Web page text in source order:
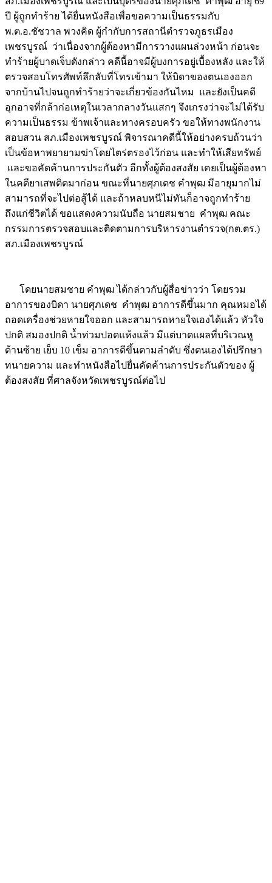
ปี ผู้ถูกทำร้าย ได้ยื่นหนังสือเพื่อขอความเป็นธรรมกับ
พ.ต.อ.ชัชวาล พวงคิด ผู้กำกับการสถานีตำรวจภูธรเมือง
เพชรบูรณ์ ว่าเนื่องจากผู้ต้องหามีการวางแผนล่วงหน้า ก่อนจะ
ทำร้ายผู้บาดเจ็บดังกล่าว คดีนี้อาจมีผู้บงการอยู่เบื้องหลัง และให้
ตรวจสอบโทรศัพท์ลึกลับที่โทรเข้ามา ให้บิดาของตนเองออก
จากบ้านไปจนถูกทำร้ายว่าจะเกี่ยวข้องกันไหม และยังเป็นคดี
อุกอาจที่กล้าก่อเหตุในเวลากลางวันแสกๆ จึงเกรงว่าจะไม่ได้รับ
ความเป็นธรรม ข้าพเจ้าและทางครอบครัว ขอให้ทางพนักงาน
สอบสวน สภ.เมืองเพชรบูรณ์ พิจารณาคดีนี้ให้อย่างครบถ้วนว่า
เป็นข้อหาพยายามฆ่าโดยไตร่ตรองไว้ก่อน และทำให้เสียทรัพย์
และขอคัดค้านการประกันตัว อีกทั้งผู้ต้องสงสัย เคยเป็นผู้ต้องหา
ในคดียาเสพติดมาก่อน ขณะที่นายศุภเดช คำพุฒ มีอายุมากไม่
สามารถที่จะไปต่อสู้ได้ และถ้าหลบหนีไม่ทันก็อาจถูกทำร้าย
ถึงแก่ชีวิตได้ ขอแสดงความนับถือ นายสมชาย คำพุฒ คณะ
กรรมการตรวจสอบและติดตามการบริหารงานตำรวจ(กต.ตร.)
สภ.เมืองเพชรบูรณ์
โดยนายสมชาย คำพุฒ ได้กล่าวกับผู้สื่อข่าวว่า โดยรวม
อาการของบิดา นายศุภเดช คำพุฒ อาการดีขึ้นมาก คุณหมอได้
ถอดเครื่องช่วยหายใจออก และสามารถหายใจเองได้แล้ว หัวใจ
ปกติ สมองปกติ น้ำท่วมปอดแห้งแล้ว มีแต่บาดแผลที่บริเวณหู
ด้านซ้าย เย็บ 10 เข็ม อาการดีขึ้นตามลำดับ ซึ่งตนเองได้ปรึกษา
ทนายความ และทำหนังสือไปยื่นคัดค้านการประกันตัวของ ผู้
ต้องสงสัย ที่ศาลจังหวัดเพชรบูรณ์ต่อไป